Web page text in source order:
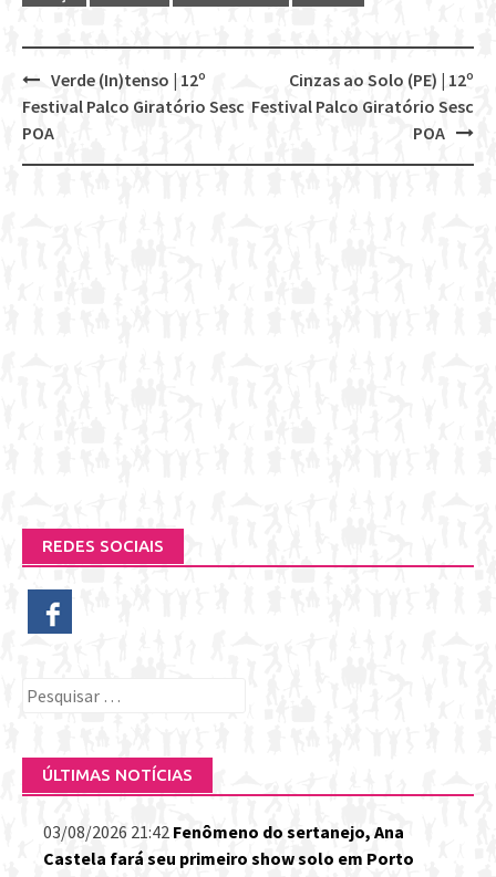
Post
navigation
Cinzas ao Solo (PE) | 12º
Festival Palco Giratório Sesc
POA
Verde (In)tenso | 12º
Festival Palco Giratório Sesc
POA
REDES SOCIAIS
Pesquisar
ÚLTIMAS NOTÍCIAS
03/08/2026 21:42 Fenômeno do sertanejo, Ana
Castela fará seu primeiro show solo em Porto